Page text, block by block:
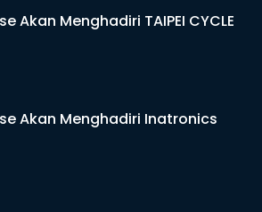
Akan Menghadiri TAIPEI CYCLE
Akan Menghadiri Inatronics